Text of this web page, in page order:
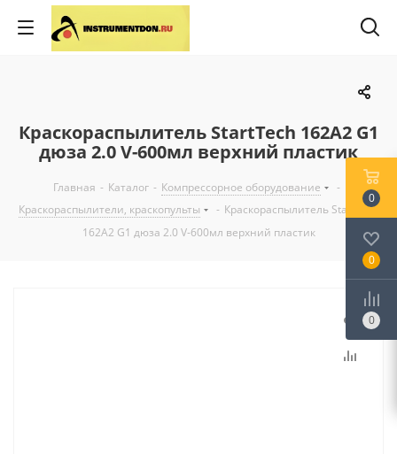
Краскораспылитель StartTech 162А2 G1
дюза 2.0 V-600мл верхний пластик
Главная - Каталог - Компрессорное оборудование
-
Краскораспылители, краскопульты
- Краскораспылитель StartTech
162А2 G1 дюза 2.0 V-600мл верхний пластик
0
0
0